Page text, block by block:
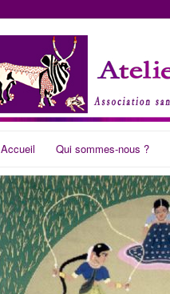
Accueil Qui sommes-nous ?